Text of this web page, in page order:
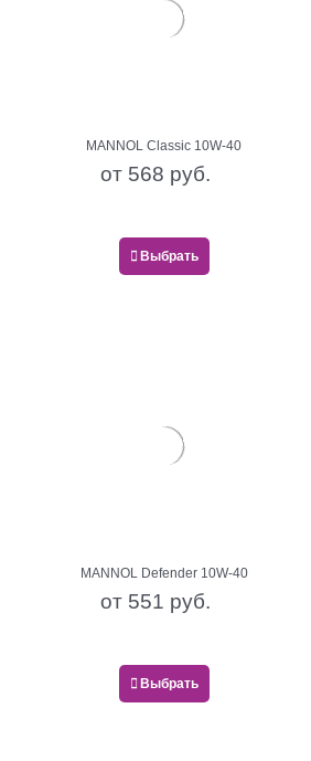
MANNOL Classic 10W-40
от 568 руб.
Выбрать
MANNOL Defender 10W-40
от 551 руб.
Выбрать